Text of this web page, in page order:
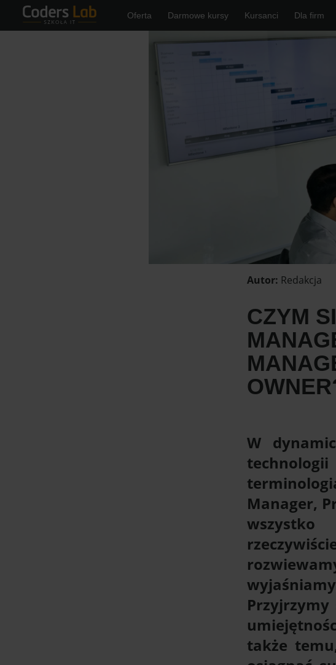
Oferta Darmowe kursy Kursanci Dla firm
Autor: Redakcja
CZYM
W
Manager,
także